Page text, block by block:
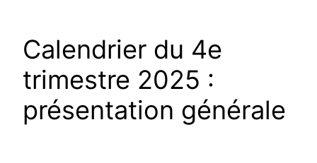
Calendrier du 4e
trimestre 2025 :
présentation générale